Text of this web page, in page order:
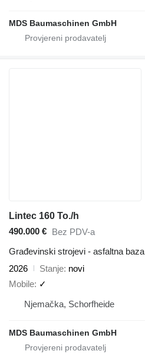
MDS Baumaschinen GmbH
Lintec 160 To./h
490.000 € Bez PDV-a
Građevinski strojevi - asfaltna baza
2026
Stanje novi
Mobile ✓
Njemačka, Schorfheide
MDS Baumaschinen GmbH